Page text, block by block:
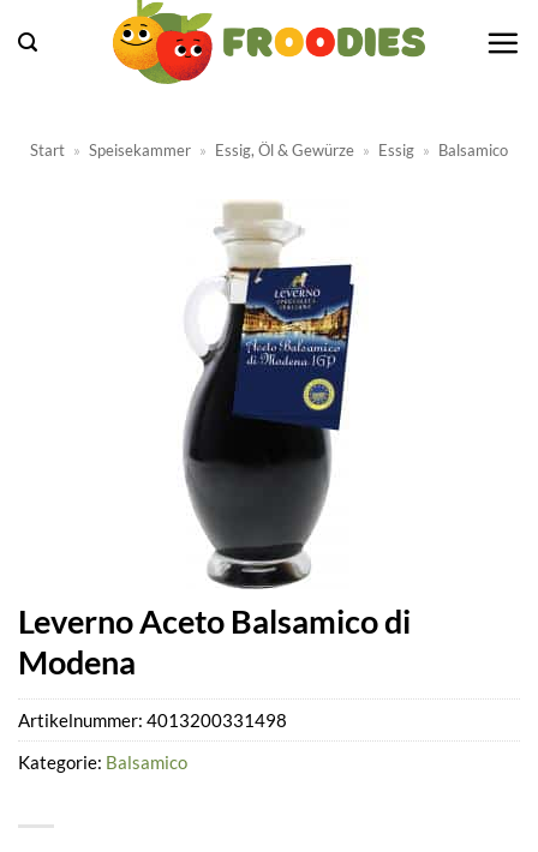
Inhalt
Start » Speisekammer » Essig, Öl & Gewürze » Essig » Balsamico
Leverno Aceto Balsamico di
Modena
Artikelnummer: 4013200331498
Kategorie: Balsamico